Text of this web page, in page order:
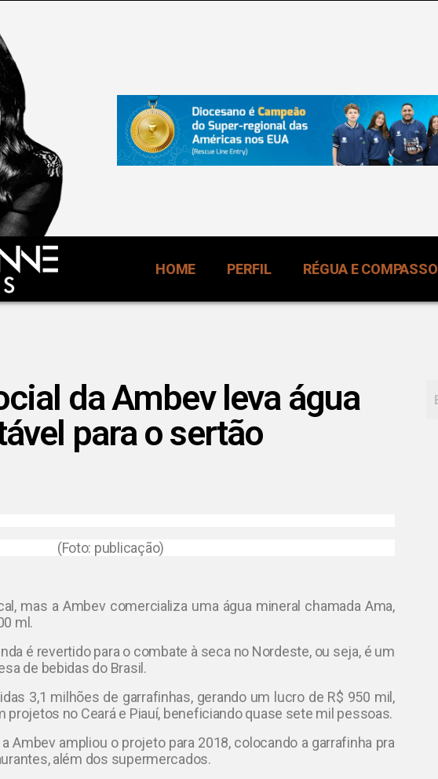
HOME PERFIL RÉGUA E COMPASSO
da Ambev leva água
para o sertão
(Foto: publicação)
mas a Ambev comercializa uma água mineral chamada Ama,
ml.
é revertido para o combate à seca no Nordeste, ou seja, é um
de bebidas do Brasil.
3,1 milhões de garrafinhas, gerando um lucro de R$ 950 mil,
no Ceará e Piauí, beneficiando quase sete mil pessoas.
Ambev ampliou o projeto para 2018, colocando a garrafinha pra
além dos supermercados.